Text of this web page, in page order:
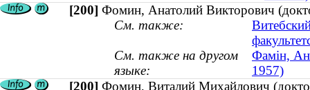
[200] Фомин, Анатолий Викторович
См. также:
См. также на другом
языке:
Фамін,
1957)
[200] Фомин, Виталий Михайлович